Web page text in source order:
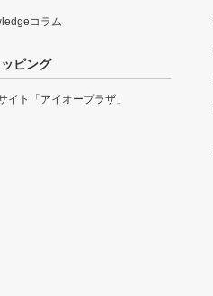
コラム
ピング
イト「アイオープラザ」